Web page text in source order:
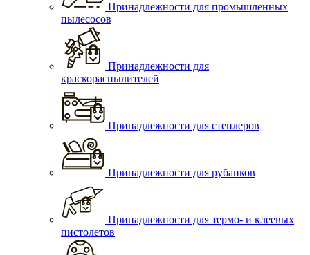
Принадлежности для промышленных
пылесосов
Принадлежности для
краскораспылителей
Принадлежности для степлеров
Принадлежности для рубанков
Принадлежности для термо- и клеевых
пистолетов